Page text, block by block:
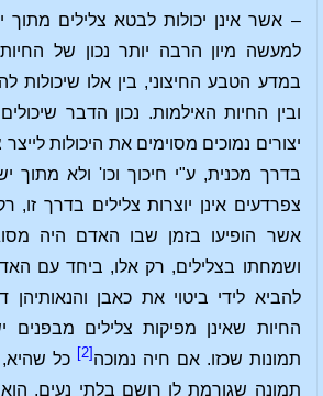
– אשר אינן יכולות לבטא צלילים מתוך
למעשה מיון הרבה יותר נכון של
במדע הטבע החיצוני, בין אלו שיכולות
ובין החיות האילמות. נכון הדבר
יצורים נמוכים מסוימים את היכולות
בדרך מכנית, ע"י חיכוך וכו' ולא מתוך
צפרדעים אינן יוצרות צלילים בדרך זו,
אשר הופיעו בזמן שבו האדם היה
ושמחתו בצלילים, רק אלו, ביחד עם
להביא לידי ביטוי את כאבן והנאותיהן
החיות שאינן מפיקות צלילים מבפנים
תמונות שכזו. אם חיה נמוכה [2]
כל
תמונה שגורמת לו רושם בלתי נעים,